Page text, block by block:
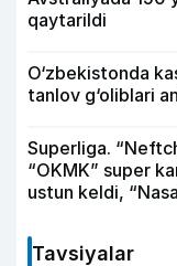
qaytarildi
O‘zbekistonda
tanlov g‘oliblari
Superliga.
“OKMK” super
ustun keldi,
Tavsiyalar